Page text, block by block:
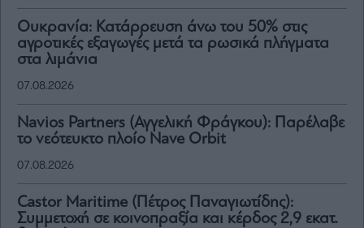
Ουκρανία: Κατάρρευση άνω του 50% στις
αγροτικές εξαγωγές μετά τα ρωσικά πλήγματα
στα λιμάνια
07.08.2026
Navios Partners (Αγγελική Φράγκου): Παρέλαβε
το νεότευκτο πλοίο Nave Orbit
07.08.2026
Castor Maritime (Πέτρος Παναγιωτίδης):
Συμμετοχή σε κοινοπραξία και κέρδος 2,9 εκατ.